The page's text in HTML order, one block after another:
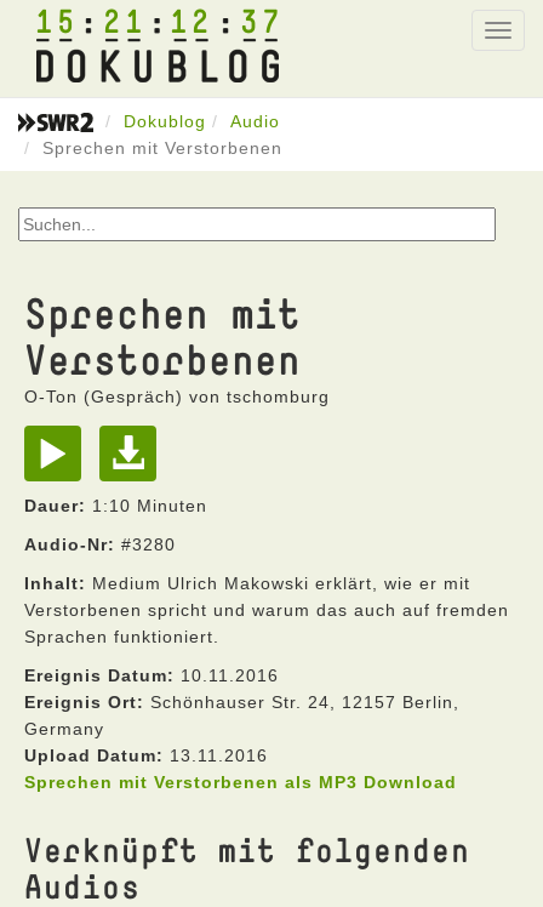
15 21 12 37
Dokublog
Audio
Sprechen mit Verstorbenen
Sprechen mit
Verstorbenen
O-Ton (Gespräch) von tschomburg
Dauer: 1:10 Minuten
Audio-Nr: #3280
Inhalt: Medium Ulrich Makowski erklärt, wie er mit
Verstorbenen spricht und warum das auch auf fremden
Sprachen funktioniert.
Ereignis Datum: 10.11.2016
Ereignis Ort: Schönhauser Str. 24, 12157 Berlin,
Germany
Upload Datum: 13.11.2016
Sprechen mit Verstorbenen als MP3 Download
Verknüpft mit folgenden
Audios